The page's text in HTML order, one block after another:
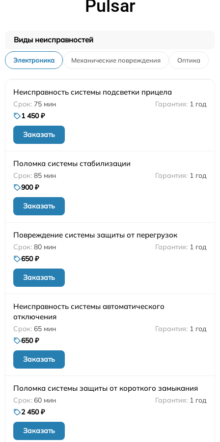
Pulsar
Виды неисправностей
Электроника Механические повреждения Оптика
Неисправность системы подсветки прицела
75 мин
1 год
1 450 ₽
Заказать
Поломка системы стабилизации
85 мин
1 год
900 ₽
Заказать
Повреждение системы защиты от перегрузок
80 мин
1 год
650 ₽
Заказать
Неисправность системы автоматического
отключения
65 мин
1 год
650 ₽
Заказать
Поломка системы защиты от короткого замыкания
60 мин
1 год
2 450 ₽
Заказать